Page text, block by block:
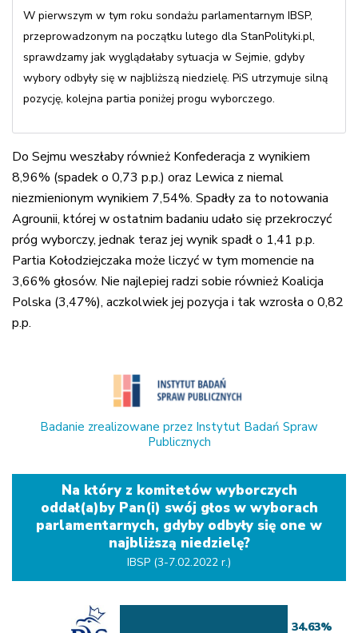
W pierwszym w tym roku sondażu parlamentarnym IBSP,
przeprowadzonym na początku lutego dla StanPolityki.pl,
sprawdzamy jak wyglądałaby sytuacja w Sejmie, gdyby
wybory odbyły się w najbliższą niedzielę. PiS utrzymuje silną
pozycję, kolejna partia poniżej progu wyborczego.
Do Sejmu weszłaby również Konfederacja z wynikiem
8,96% (spadek o 0,73 p.p.) oraz Lewica z niemal
niezmienionym wynikiem 7,54%. Spadły za to notowania
Agrounii, której w ostatnim badaniu udało się przekroczyć
próg wyborczy, jednak teraz jej wynik spadł o 1,41 p.p.
Partia Kołodziejczaka może liczyć w tym momencie na
3,66% głosów. Nie najlepiej radzi sobie również Koalicja
Polska (3,47%), aczkolwiek jej pozycja i tak wzrosła o 0,82
p.p.
Badanie zrealizowane przez Instytut Badań Spraw
Publicznych
Na który z komitetów wyborczych
oddał(a)by Pan(i) swój głos w wyborach
parlamentarnych, gdyby odbyły się one w
najbliższą niedzielę?
IBSP (3-7.02.2022 r.)